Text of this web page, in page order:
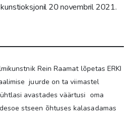
20 novembril 2021.
Rein Raamat lõpetas ERKI
juurde on ta viimastel
avastades väärtusi oma
stseen õhtuses kalasadamas